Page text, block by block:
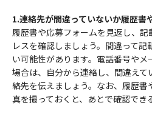
1.連絡先が間違っていないか履歴書
履歴書や応募フォームを見返し、
レスを確認しましょう。間違って
い可能性があります。電話番号や
場合は、自分から連絡し、間違え
絡先を伝えましょう。なお、履歴
真を撮っておくと、あとで確認でき